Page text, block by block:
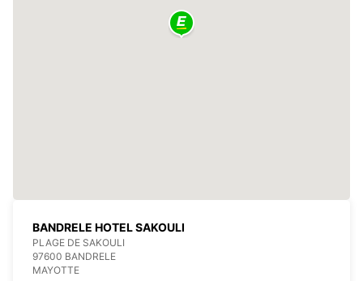
BANDRELE HOTEL SAKOULI
PLAGE DE SAKOULI
97600 BANDRELE
MAYOTTE